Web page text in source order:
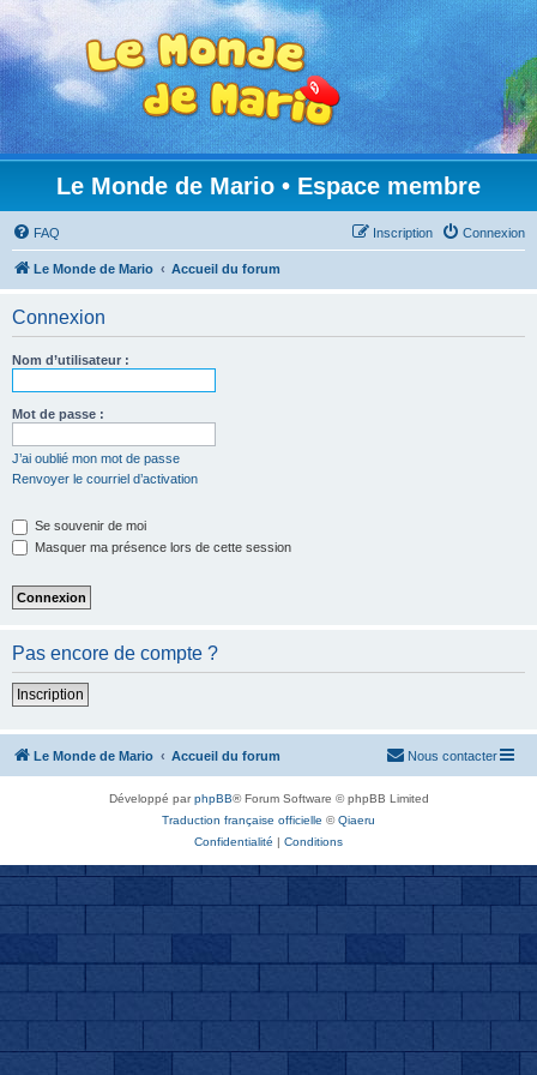
Le Monde de Mario • Espace membre
FAQ Connexion
Inscription
Le Monde de Mario Accueil du forum
Connexion
Nom d’utilisateur :
Mot de passe :
J’ai oublié mon mot de passe
Renvoyer le courriel d’activation
Se souvenir de moi
Masquer ma présence lors de cette session
Pas encore de compte ?
Inscription
Le Monde de Mario Accueil du forum Nous contacter
Développé parphpBB® Forum Software © phpBB Limited
Traduction française officielle ©Qiaeru
Confidentialité | Conditions